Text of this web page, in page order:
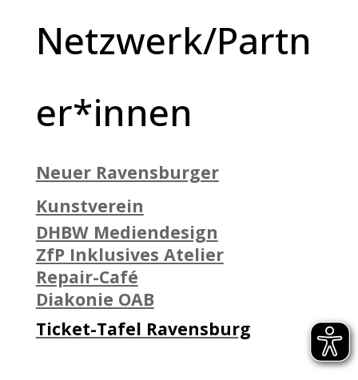
Netzwerk/Partn
er*innen
Neuer Ravensburger
Kunstverein
DHBW Mediendesign
ZfP Inklusives Atelier
Repair-Café
Diakonie OAB
Ticket-Tafel Ravensburg